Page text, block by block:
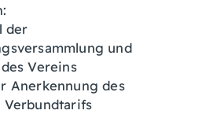
der
und
Vereins
Anerkennung des